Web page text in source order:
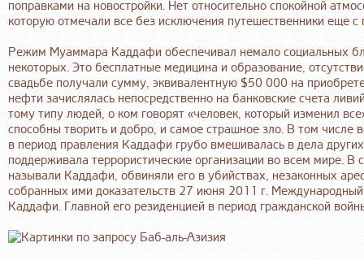
поправками на новостройки. Нет относительно спокойной
которую отмечали все без исключения путешественники еще с
Режим Муаммара Каддафи обеспечивал немало социальных
некоторых. Это бесплатные медицина и образование,
свадьбе получали сумму, эквивалентную $50 000 на
нефти зачислялась непосредственно на банковские счета
тому типу людей, о ком говорят «человек, который изменил
способны творить и добро, и самое страшное зло. В том числе
в период правления Каддафи грубо вмешивалась в дела
поддерживала террористические организации во всем мире. В
называли Каддафи, обвиняли его в убийствах, незаконных
собранных ими доказательств 27 июня 2011 г.
Каддафи. Главной его резиденцией в период гражданской